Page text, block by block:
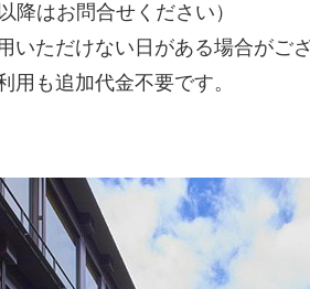
降はお問合せください）
いただけない日がある場合がご
用も追加代金不要です。